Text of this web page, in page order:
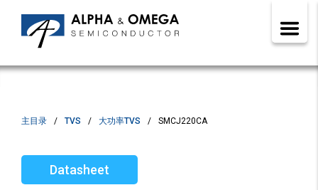
主目录 TVS 大功率TVS SMCJ220CA
Datasheet